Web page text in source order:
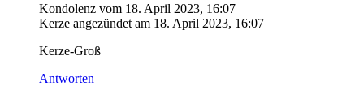
Kondolenz vom 18. April 2023, 16:07
Kerze angezündet am 18. April 2023, 16:07
Kerze-Groß
Antworten